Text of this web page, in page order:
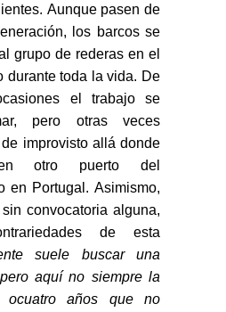
Aunque pasen de
los barcos se
grupo de rederas en el
durante toda la vida. De
el trabajo se
pero otras veces
improvisto allá donde
otro puerto del
en Portugal. Asimismo,
convocatoria alguna,
de esta
suele buscar una
aquí no siempre la
ocuatro años que no